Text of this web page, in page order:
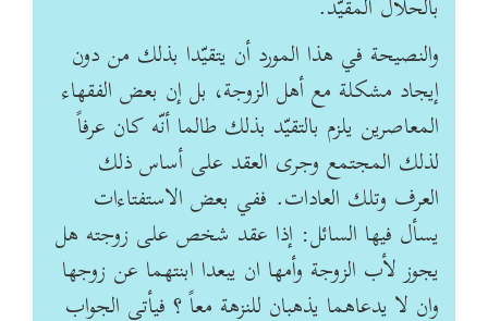
والنصيحة في هذا المورد أن يتقيّدا بذلك من دون
إيجاد مشكلة مع أهل الزوجة، بل إن بعض الفقهاء
المعاصرين يلزم بالتقيّد بذلك طالما أنّه كان عرفاً
لذلك المجتمع وجرى العقد على أساس ذلك
العرف وتلك العادات. ففي بعض الاستفتاءات
يسأل فيها السائل: إذا عقد شخص على زوجته هل
يجوز لأب الزوجة وأمها ان يبعدا ابنتهما عن زوجها
وان لا يدعاهما يذهبان للنزهة معاً ؟ فيأتي الجواب